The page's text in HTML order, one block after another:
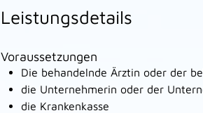
Leistungsdetails
Voraussetzungen
Die behandelnde Ärztin oder der
die Unternehmerin oder der
die Krankenkasse